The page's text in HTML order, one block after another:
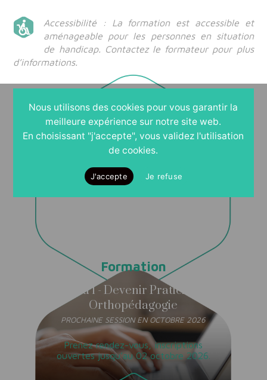
Accessibilité : La formation est accessible et
aménageable pour les personnes en situation
de handicap. Contactez le formateur pour plus
d’informations.
Prendre
rendez-vous
INDIVIDUEL
Formation
Niveau 1 - Devenir Praticien en
Orthopédagogie
PROCHAINE SESSION EN OCTOBRE 2026
Prenez rendez-vous, inscriptions
ouvertes jusqu’au 02 octobre 2026.
Nous utilisons des cookies pour vous garantir la
meilleure expérience sur notre site web.
En choisissant "j'accepte", vous validez l'utilisation
de cookies.
J'accepte Je refuse